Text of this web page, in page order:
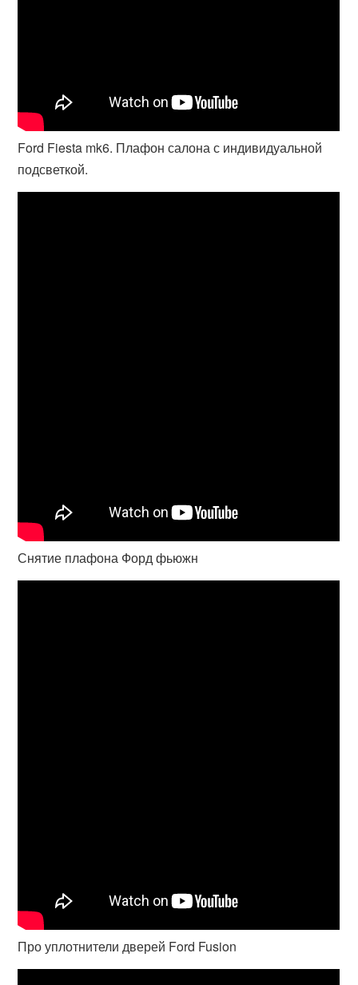
Ford Fiesta mk6. Плафон салона с индивидуальной
подсветкой.
Снятие плафона Форд фьюжн
Про уплотнители дверей Ford Fusion